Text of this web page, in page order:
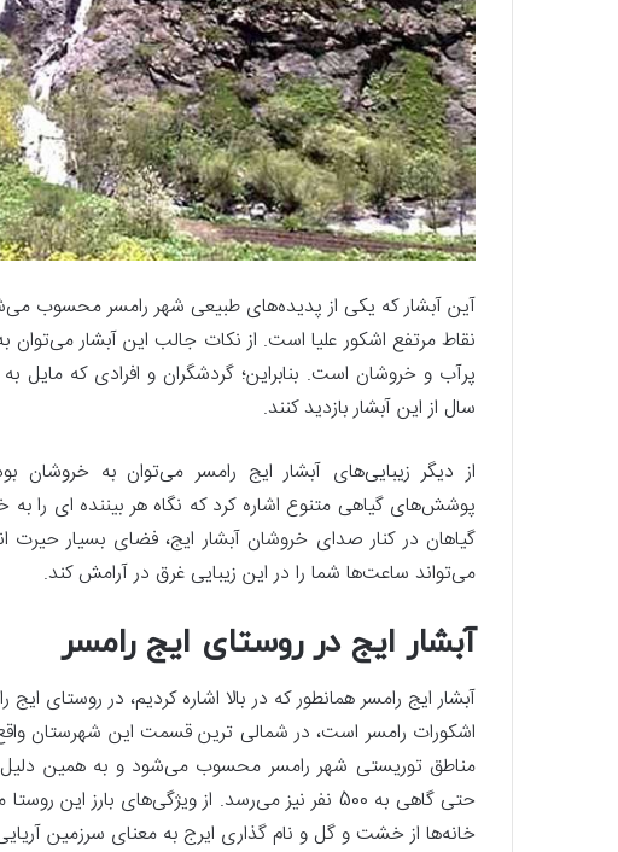
آین آبشار که یکی از پدیده‌های طبیعی شهر رامسر محسوب
نقاط مرتفع اشکور علیا است. از نکات جالب این آبشار
پرآب و خروشان است. بنابراین؛ گردشگران و افرادی که مایل
سال از این آبشار بازدید کنند.
از دیگر زیبایی‌های آبشار ایج رامسر می‌توان به
پوشش‌های گیاهی متنوع اشاره کرد که نگاه هر بیننده ای
گیاهان در کنار صدای خروشان آبشار ایج، فضای بسیار
می‌تواند ساعت‌ها شما را در این زیبایی غرق در آرامش کند.
آبشار ایج در روستای ایج رامسر
آبشار ایج رامسر همانطور که در بالا اشاره کردیم، در روستای
اشکورات رامسر است، در شمالی ترین قسمت این شهرستان
مناطق توریستی شهر رامسر محسوب می‌شود و به همین
خانه‌ها از خشت و گل و نام گذاری ایرج به معنای سرزمین